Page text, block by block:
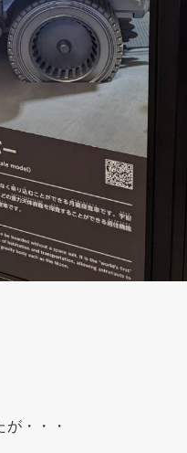
・・・